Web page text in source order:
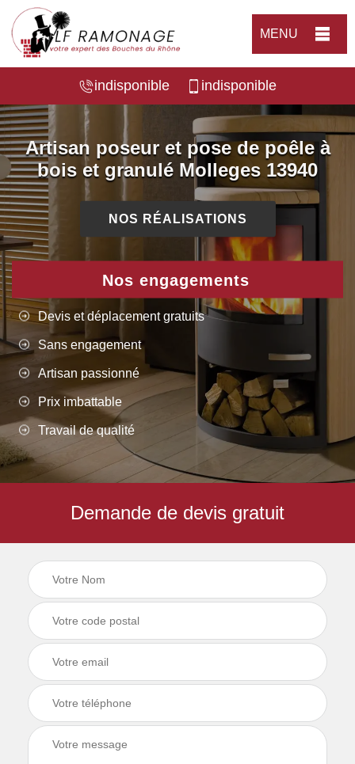
MENU
indisponible indisponible
Artisan poseur et pose de poêle à
bois et granulé Molleges 13940
NOS RÉALISATIONS
Nos engagements
Devis et déplacement gratuits
Sans engagement
Artisan passionné
Prix imbattable
Travail de qualité
Demande de devis gratuit